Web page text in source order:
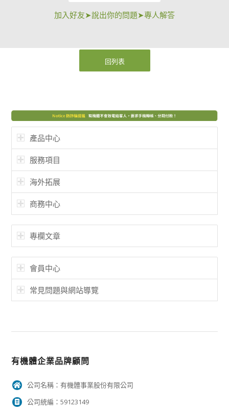
加入好友➤說出你的問題➤專人解答
回列表
產品中心
服務項目
海外拓展
商務中心
專欄文章
會員中心
常見問題與網站導覽
有機體企業品牌顧問
公司名稱：有機體事業股份有限公司
公司統編：59123149